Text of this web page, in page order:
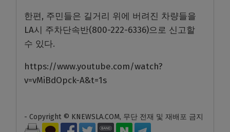
한편, 주민들은 길거리 위에 버려진 차량들을
LA시 주차단속반(800-222-6336)으로 신고할
수 있다.
https://www.youtube.com/watch?
v=vMiBdOpck-A&t=1s
- Copyright © KNEWSLA.COM, 무단 전재 및 재배포 금지